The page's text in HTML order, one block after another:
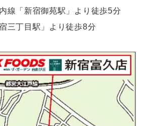
線「新宿御苑駅」より徒歩5分
三丁目駅」より徒歩8分